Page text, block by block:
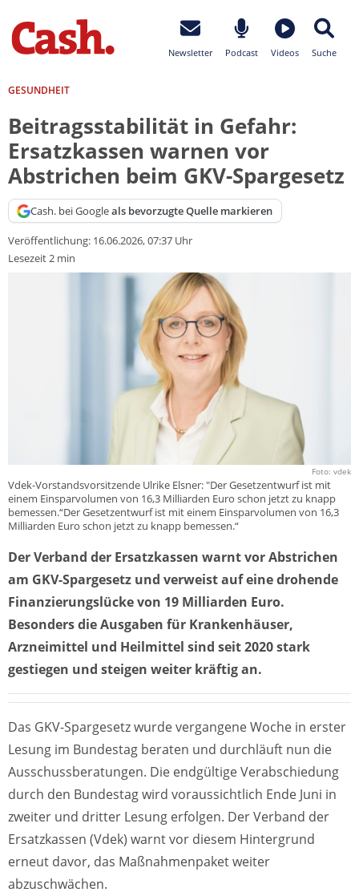
Newsletter Podcast Videos Suche
GESUNDHEIT
Beitragsstabilität in Gefahr:
Ersatzkassen warnen vor
Abstrichen beim GKV-Spargesetz
Cash. bei Googleals bevorzugte Quelle markieren
Veröffentlichung: 16.06.2026, 07:37 Uhr
Lesezeit 2 min
Foto: vdek
Vdek-Vorstandsvorsitzende Ulrike Elsner: "Der Gesetzentwurf ist mit
einem Einsparvolumen von 16,3 Milliarden Euro schon jetzt zu knapp
bemessen.“Der Gesetzentwurf ist mit einem Einsparvolumen von 16,3
Milliarden Euro schon jetzt zu knapp bemessen.“
Der Verband der Ersatzkassen warnt vor Abstrichen
am GKV-Spargesetz und verweist auf eine drohende
Finanzierungslücke von 19 Milliarden Euro.
Besonders die Ausgaben für Krankenhäuser,
Arzneimittel und Heilmittel sind seit 2020 stark
gestiegen und steigen weiter kräftig an.
Das GKV-Spargesetz wurde vergangene Woche in erster
Lesung im Bundestag beraten und durchläuft nun die
Ausschussberatungen. Die endgültige Verabschiedung
durch den Bundestag wird voraussichtlich Ende Juni in
zweiter und dritter Lesung erfolgen. Der Verband der
Ersatzkassen (Vdek) warnt vor diesem Hintergrund
erneut davor, das Maßnahmenpaket weiter
abzuschwächen.